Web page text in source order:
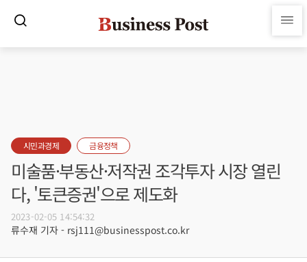
시민과경제 금융정책
미술품·부동산·저작권 조각투자 시장 열린
다, '토큰증권'으로 제도화
2023-02-05 14:54:32
류수재 기자 - rsj111@businesspost.co.kr